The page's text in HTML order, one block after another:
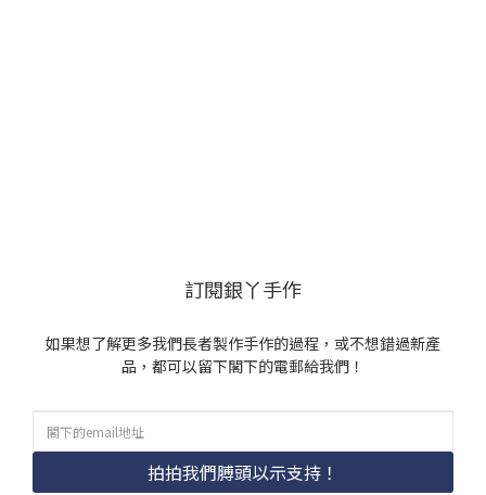
訂閱銀丫手作
如果想了解更多我們長者製作手作的過程，或不想錯過新產
品，都可以留下閣下的電郵給我們！
拍拍我們膊頭以示支持！